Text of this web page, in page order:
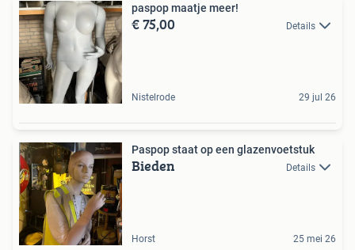
paspop maatje meer!
€ 75,00 Details
Nistelrode 29 jul 26
Paspop staat op een glazenvoetstuk
Bieden Details
Horst 25 mei 26